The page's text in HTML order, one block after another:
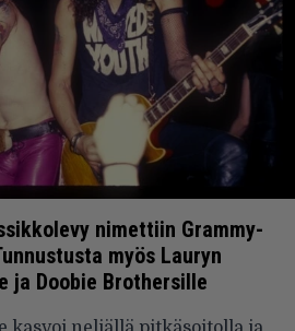
nimettiin Grammy-
myös Lauryn
ja Doobie Brothersille